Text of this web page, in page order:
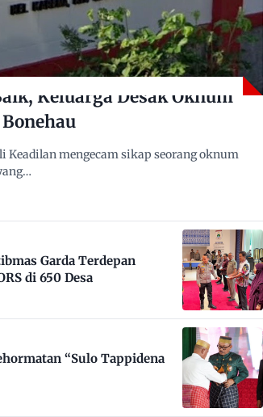
Keluarga Desak Oknum
Keadilan mengecam sikap seorang oknum
Garda Terdepan
di 650 Desa
“Sulo Tappidena